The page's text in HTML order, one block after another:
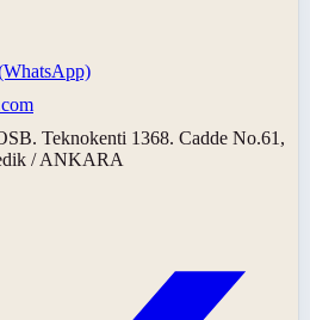
Teknokenti 1368. Cadde No.61,
/ ANKARA